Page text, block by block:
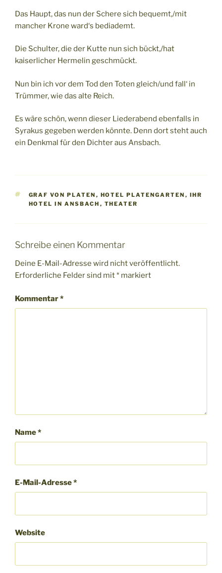
Das Haupt, das nun der Schere sich bequemt,/mit
mancher Krone ward‘s bediademt.
Die Schulter, die der Kutte nun sich bückt,/hat
kaiserlicher Hermelin geschmückt.
Nun bin ich vor dem Tod den Toten gleich/und fall‘ in
Trümmer, wie das alte Reich.
Es wäre schön, wenn dieser Liederabend ebenfalls in
Syrakus gegeben werden könnte. Denn dort steht auch
ein Denkmal für den Dichter aus Ansbach.
SCHLAGWÖRTER
GRAF VON PLATEN , HOTEL PLATENGARTEN , IHR
HOTEL IN ANSBACH , THEATER
Schreibe einen Kommentar
Deine E-Mail-Adresse wird nicht veröffentlicht.
Erforderliche Felder sind mit* markiert
Kommentar*
Name*
E-Mail-Adresse*
Website